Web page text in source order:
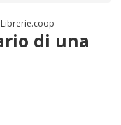
di una